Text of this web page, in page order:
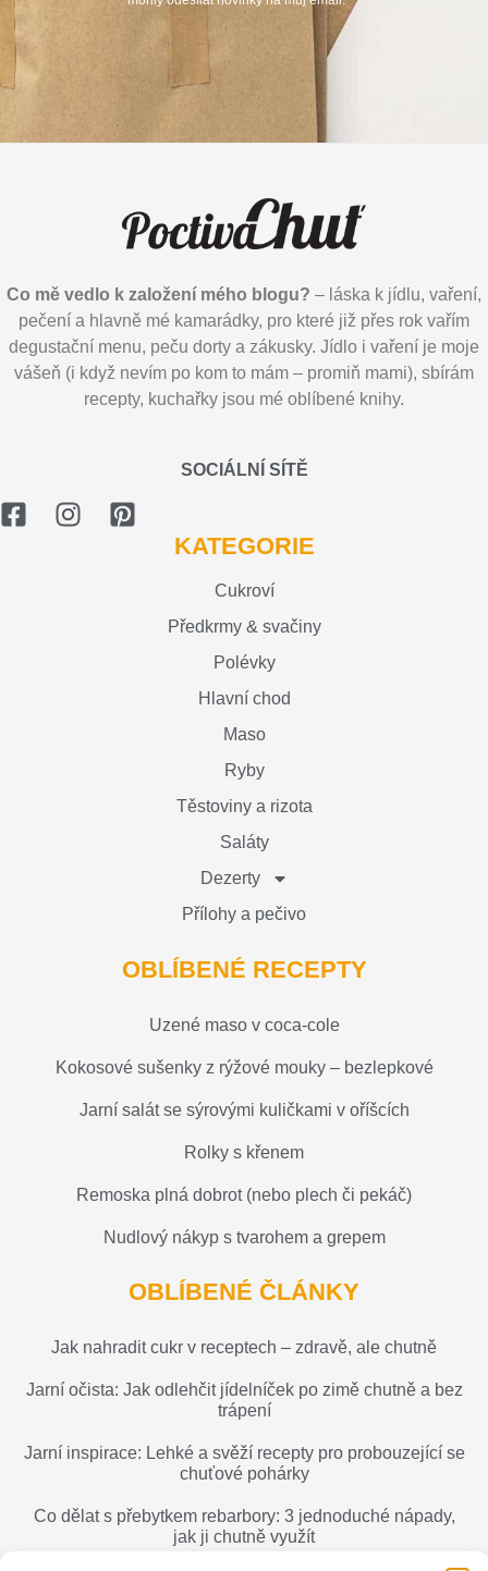
Co mě vedlo k založení mého blogu? – láska k jídlu, vaření,
pečení a hlavně mé kamarádky, pro které již přes rok vařím
degustační menu, peču dorty a zákusky. Jídlo i vaření je moje
vášeň (i když nevím po kom to mám – promiň mami), sbírám
recepty, kuchařky jsou mé oblíbené knihy.
SOCIÁLNÍ SÍTĚ
KATEGORIE
Cukroví
Předkrmy & svačiny
Polévky
Hlavní chod
Maso
Ryby
Těstoviny a rizota
Saláty
Dezerty
Přílohy a pečivo
OBLÍBENÉ RECEPTY
Uzené maso v coca-cole
Kokosové sušenky z rýžové mouky – bezlepkové
Jarní salát se sýrovými kuličkami v oříšcích
Rolky s křenem
Remoska plná dobrot (nebo plech či pekáč)
Nudlový nákyp s tvarohem a grepem
OBLÍBENÉ ČLÁNKY
Jak nahradit cukr v receptech – zdravě, ale chutně
Jarní očista: Jak odlehčit jídelníček po zimě chutně a bez
trápení
Jarní inspirace: Lehké a svěží recepty pro probouzející se
chuťové pohárky
Co dělat s přebytkem rebarbory: 3 jednoduché nápady,
jak ji chutně využít